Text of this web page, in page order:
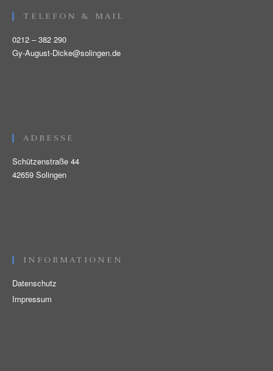
TELEFON & MAIL
0212 – 382 290
Gy-August-Dicke@solingen.de
ADRESSE
Schützenstraße 44
42659 Solingen
INFORMATIONEN
Datenschutz
Impressum